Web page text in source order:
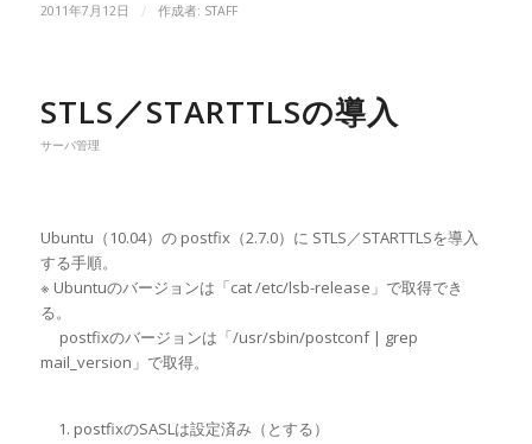
2011年7月12日 / 作成者: STAFF
STLS／STARTTLSの導入
サーバ管理
Ubuntu（10.04）の postfix（2.7.0）に STLS／STARTTLSを導入
する手順。
※ Ubuntuのバージョンは「cat /etc/lsb-release」で取得でき
る。
postfixのバージョンは「/usr/sbin/postconf | grep
mail_version」で取得。
postfixのSASLは設定済み（とする）